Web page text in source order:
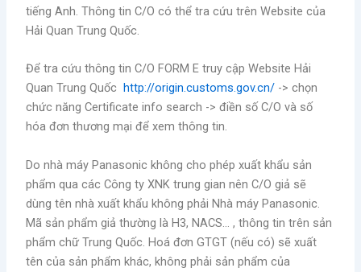
tiếng Anh. Thông tin C/O có thể tra cứu trên Website của
Hải Quan Trung Quốc.
Để tra cứu thông tin C/O FORM E truy cập Website Hải
Quan Trung Quốchttp://origin.customs.gov.cn/ -> chọn
chức năng Certificate info search -> điền số C/O và số
hóa đơn thương mại để xem thông tin.
Do nhà máy Panasonic không cho phép xuất khẩu sản
phẩm qua các Công ty XNK trung gian nên C/O giả sẽ
dùng tên nhà xuất khẩu không phải Nhà máy Panasonic.
Mã sản phẩm giả thường là H3, NACS… , thông tin trên sản
phẩm chữ Trung Quốc. Hoá đơn GTGT (nếu có) sẽ xuất
tên của sản phẩm khác, không phải sản phẩm của